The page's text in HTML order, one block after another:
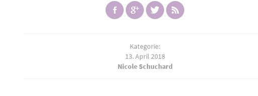
Kategorie:
13. April 2018
Nicole Schuchard